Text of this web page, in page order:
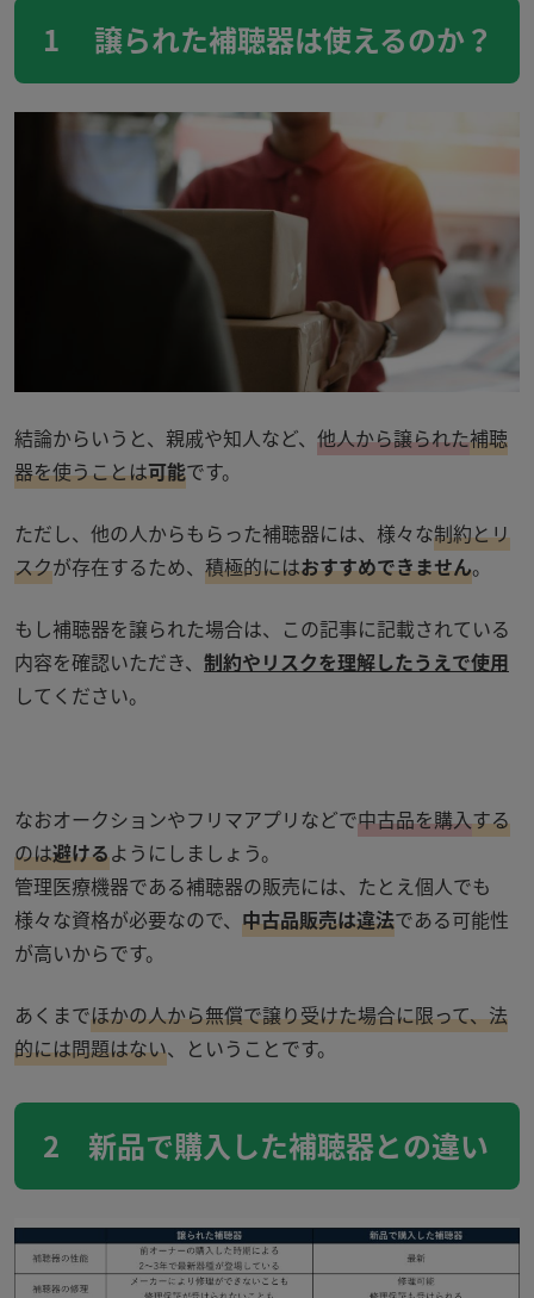
1 譲られた補聴器は使えるのか？
結論からいうと、親戚や知人など、 他人から譲られた補聴
器を使うことは可能です。
ただし、他の人からもらった補聴器には、様々な制約とリ
スクが存在するため、 積極的にはおすすめできません。
もし補聴器を譲られた場合は、この記事に記載されている
内容を確認いただき、 制約やリスクを理解したうえで使用
してください。
なおオークションやフリマアプリなどで中古品を購入する
のは避けるようにしましょう。
管理医療機器である補聴器の販売には、たとえ個人でも
様々な資格が必要なので、 中古品販売は違法である可能性
が高いからです。
あくまでほかの人から無償で譲り受けた場合に限って、法
的には問題はない、ということです。
2 新品で購入した補聴器との違い